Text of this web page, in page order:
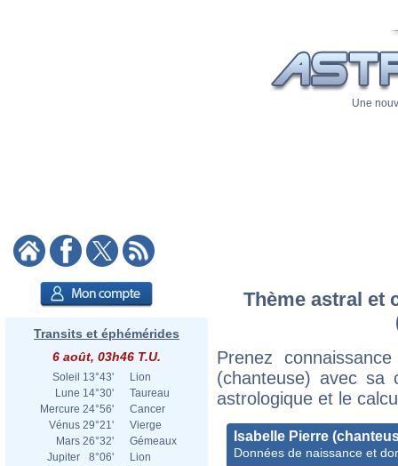
Une
Transits et éphémérides
6 août, 03h46 T.U.
Soleil 13°43'
Lion
Lune 14°30'
Taureau
Mercure 24°56'
Cancer
Vénus 29°21'
Vierge
Mars 26°32'
Gémeaux
Jupiter
8°06'
Lion
Thème astral et
Prenez
(chanteuse) avec sa
astrologique et le
Isabelle Pierre
Données de naissance et